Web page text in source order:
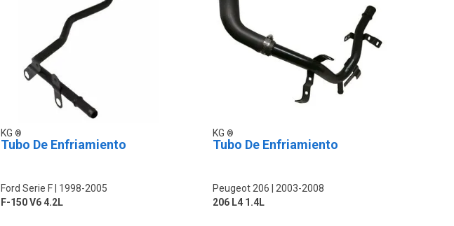
KG
Tubo De Enfriamiento
Ford Serie F
1998-2005
F-150 V6 4.2L
KG
Tubo De Enfriamiento
Peugeot 206
2003-2008
206 L4 1.4L